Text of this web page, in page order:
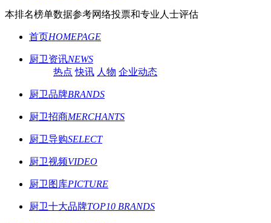
本排名榜单数据参考网络投票和专业人士评估
首页HOMEPAGE
厨卫资讯NEWS
热点 快讯 人物 企业动态
厨卫品牌BRANDS
厨卫招商MERCHANTS
厨卫导购SELECT
厨卫视频VIDEO
厨卫图库PICTURE
厨卫十大品牌TOP10 BRANDS